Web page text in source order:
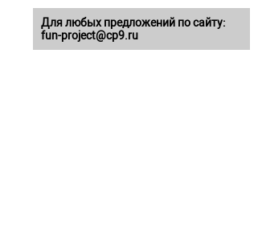
Для любых предложений по сайту:
fun-project@cp9.ru